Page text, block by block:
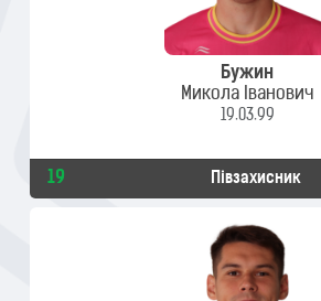
Бужин
Микола Іванович
19.03.99
19 Півзахисник